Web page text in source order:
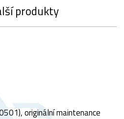
produkty
originální maintenance